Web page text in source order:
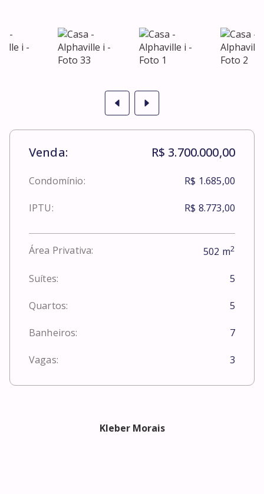
Venda: R$ 3.700.000,00
Condomínio: R$ 1.685,00
IPTU: R$ 8.773,00
Área Privativa: 502 m2
Suítes: 5
Quartos: 5
Banheiros: 7
Vagas: 3
Kleber Morais